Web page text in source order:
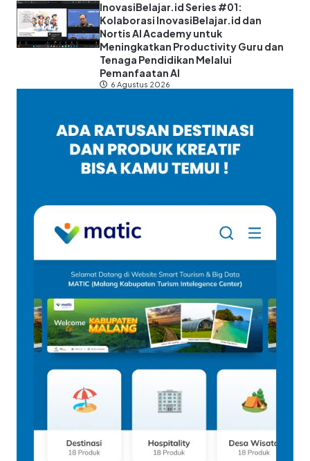
InovasiBelajar.id Series #01:
Kolaborasi InovasiBelajar.id dan
Nortis AI Academy untuk
Meningkatkan Productivity Guru dan
Tenaga Pendidikan Melalui
Pemanfaatan AI
6 Agustus 2026